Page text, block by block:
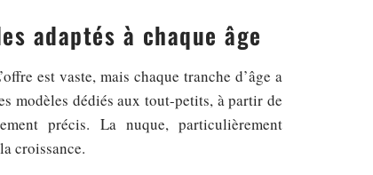
adaptés à chaque âge
est vaste, mais chaque tranche d’âge a
modèles dédiés aux tout-petits, à partir de
précis. La nuque, particulièrement
croissance.